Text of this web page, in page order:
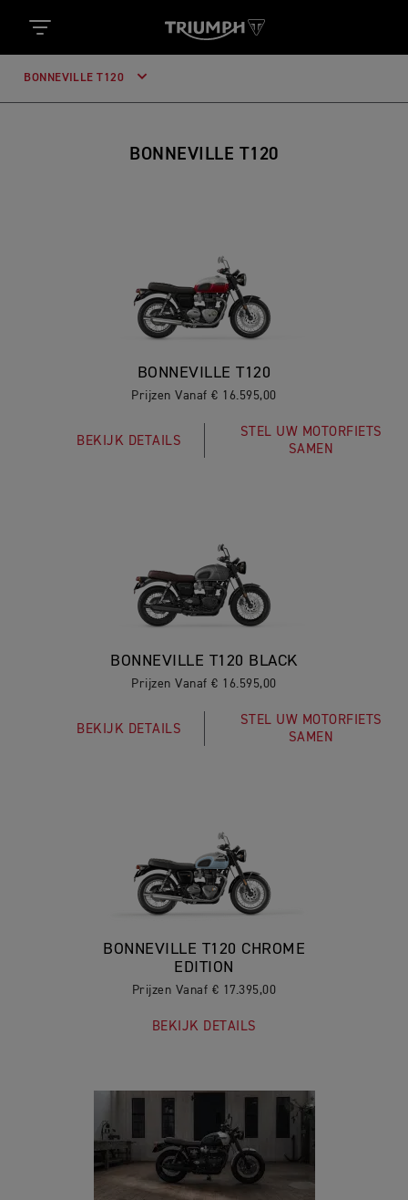
BONNEVILLE T120
BONNEVILLE T120
BONNEVILLE T120
Prijzen Vanaf € 16.595,00
BEKIJK DETAILS
STEL UW MOTORFIETS
SAMEN
BONNEVILLE T120 BLACK
Prijzen Vanaf € 16.595,00
BEKIJK DETAILS
STEL UW MOTORFIETS
SAMEN
BONNEVILLE T120 CHROME
EDITION
Prijzen Vanaf € 17.395,00
BEKIJK DETAILS